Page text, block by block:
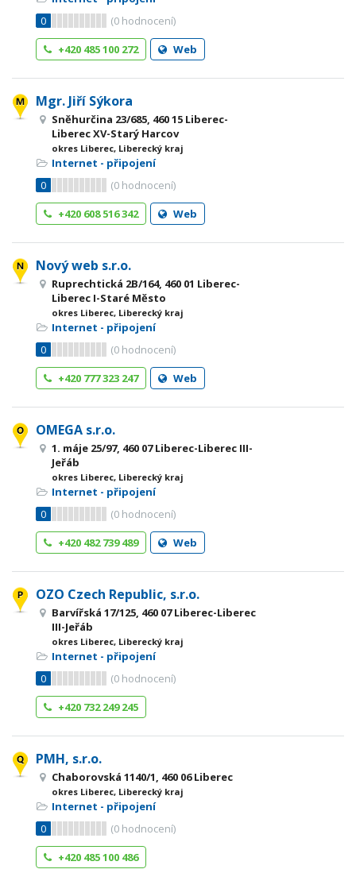
0
(0 hodnocení)
+420 485 100 272
Web
Mgr. Jiří Sýkora
Sněhurčina 23/685, 460 15 Liberec-
Liberec XV-Starý Harcov
okres Liberec, Liberecký kraj
Internet - připojení
0
(0 hodnocení)
+420 608 516 342
Web
Nový web s.r.o.
Ruprechtická 2B/164, 460 01 Liberec-
Liberec I-Staré Město
okres Liberec, Liberecký kraj
Internet - připojení
0
(0 hodnocení)
+420 777 323 247
Web
OMEGA s.r.o.
1. máje 25/97, 460 07 Liberec-Liberec III-
Jeřáb
okres Liberec, Liberecký kraj
Internet - připojení
0
(0 hodnocení)
+420 482 739 489
Web
OZO Czech Republic, s.r.o.
Barvířská 17/125, 460 07 Liberec-Liberec
III-Jeřáb
okres Liberec, Liberecký kraj
Internet - připojení
0
(0 hodnocení)
+420 732 249 245
PMH, s.r.o.
Chaborovská 1140/1, 460 06 Liberec
okres Liberec, Liberecký kraj
Internet - připojení
0
(0 hodnocení)
+420 485 100 486